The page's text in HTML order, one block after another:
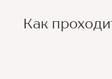
Как